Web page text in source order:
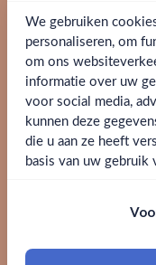
Ben
Ja
18 jaar of
We gebruiken
personaliseren, om
om ons
informatie over uw
voor social media,
kunnen deze
die u aan ze heeft
basis van uw gebruik
Schrijf je in en
Email